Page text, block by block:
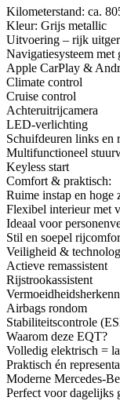
Kilometerstand: ca.
Kleur: Grijs metallic
Uitvoering – rijk
Navigatiesysteem met
Apple CarPlay &
Climate control
Cruise control
Achteruitrijcamera
LED-verlichting
Schuifdeuren links en
Multifunctioneel
Keyless start
Comfort & praktisch:
Ruime instap en hoge
Flexibel interieur met
Ideaal voor
Stil en soepel
Veiligheid &
Actieve remassistent
Rijstrookassistent
Airbags rondom
Stabiliteitscontrole
Waarom deze EQT?
Volledig elektrisch =
Praktisch én
Moderne Mercedes-
Perfect voor dagelijks